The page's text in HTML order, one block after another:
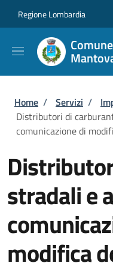
Regione Lombardia
Briciole di
Home / Servizi /
Distributori di
comunicazione di
stradali e
modifica